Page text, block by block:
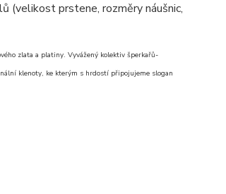
(velikost prstene, rozměry náušnic,
zlata a platiny. Vyvážený kolektiv šperkařů-
klenoty, ke kterým s hrdostí připojujeme slogan